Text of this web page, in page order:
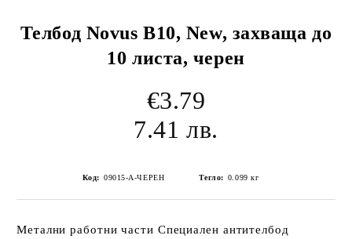
Телбод Novus В10, New, захваща до
10 листа, черен
€3.79
7.41 лв.
Код: 09015-А-ЧЕРЕН Тегло: 0.099 кг
Метални работни части Специален антителбод